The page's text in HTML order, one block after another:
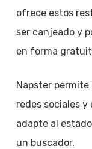
ofrece estos
ser canjeado y
en forma
Napster
redes sociales y
adapte al
un buscador.